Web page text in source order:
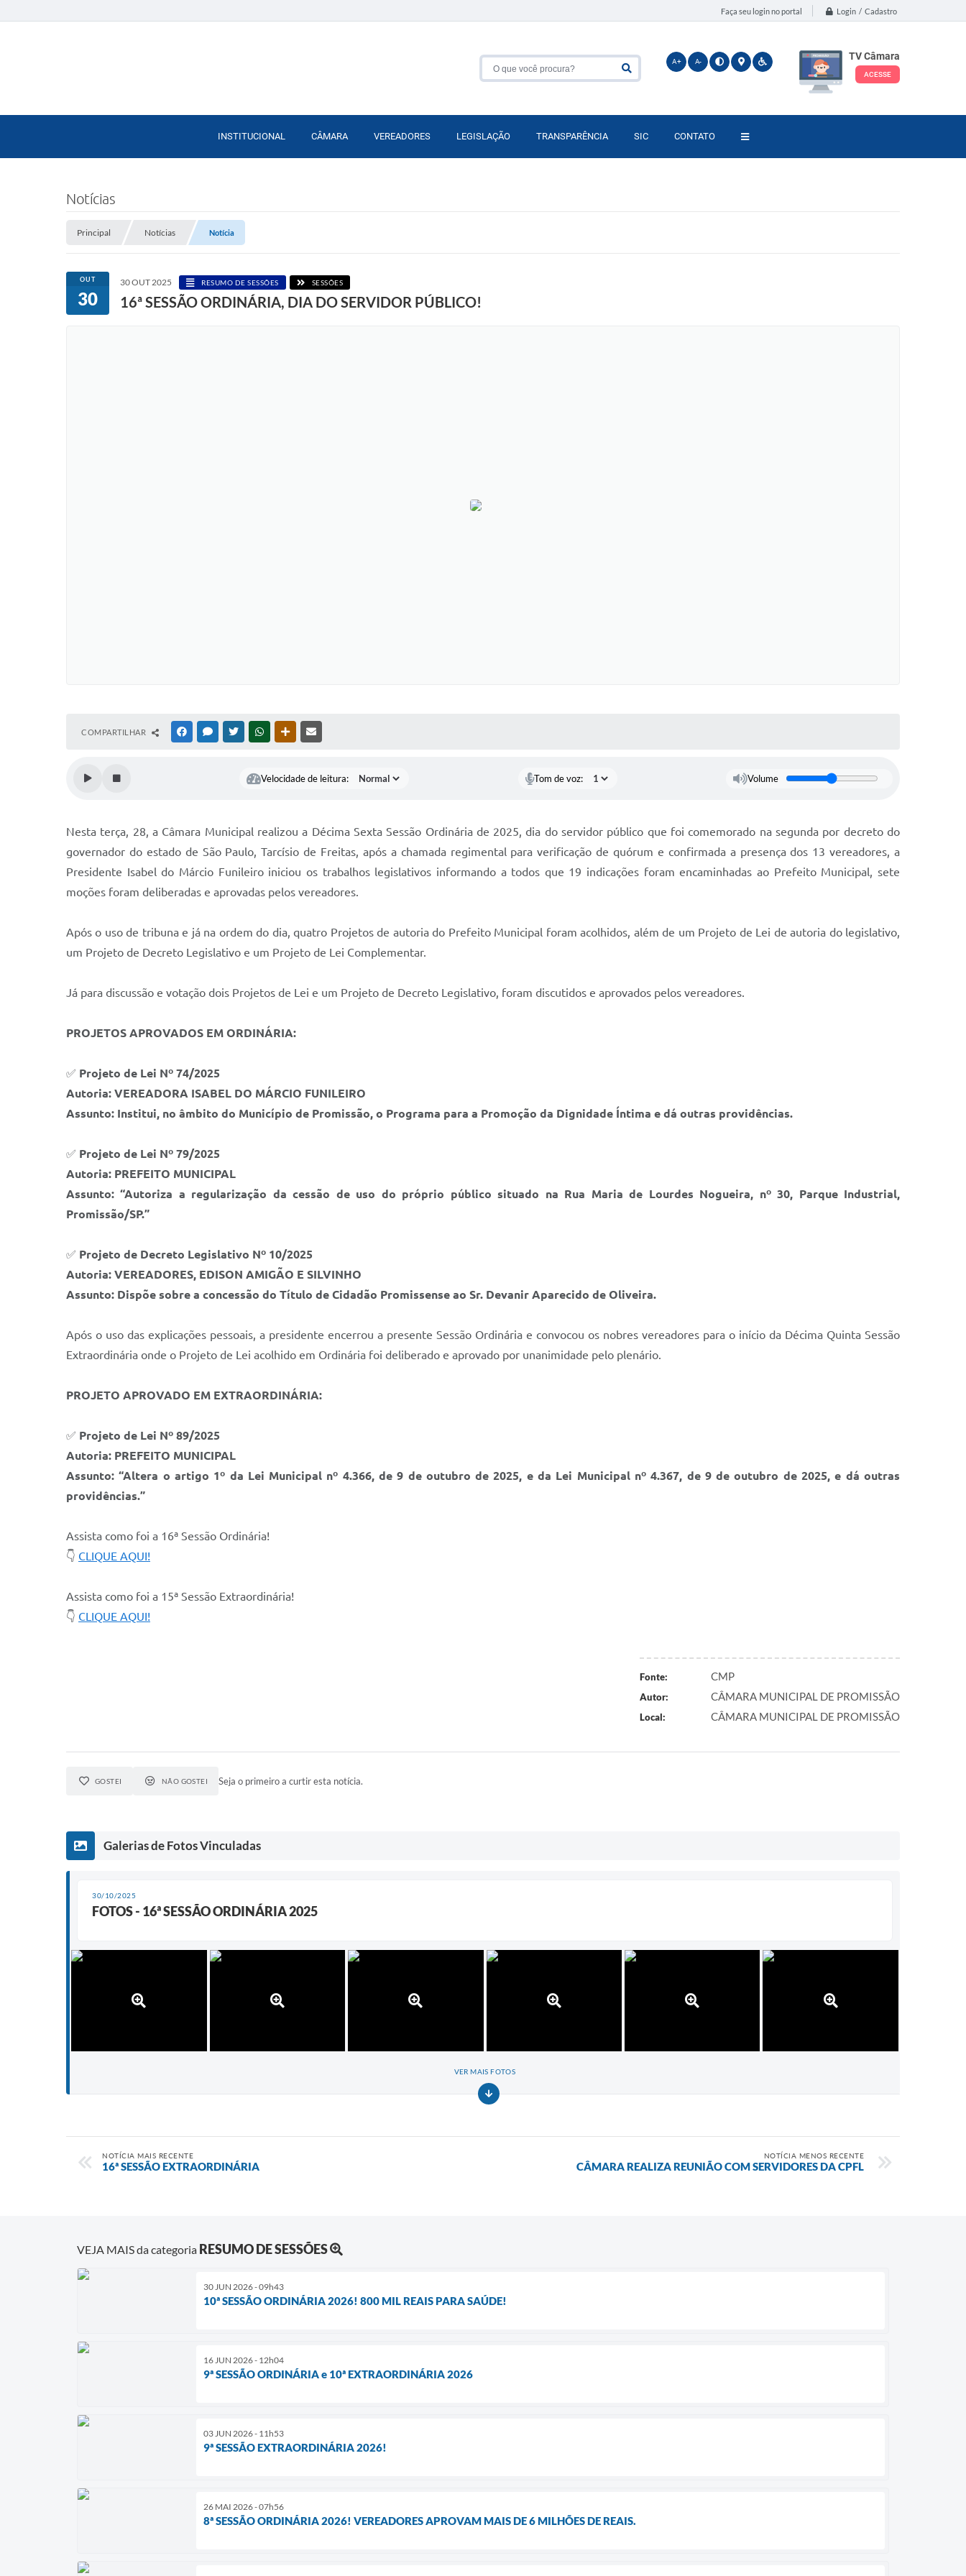
Faça seu login no portal Login / Cadastro
A+ A- TV Câmara
ACESSE
INSTITUCIONAL CÂMARA VEREADORES LEGISLAÇÃO TRANSPARÊNCIA SIC CONTATO
Notícias
Principal Notícias Notícia
OUT
30
30 OUT 2025 RESUMO DE SESSÕES SESSÕES
16ª SESSÃO ORDINÁRIA, DIA DO SERVIDOR PÚBLICO!
COMPARTILHAR FACEBOOKMESSENGER
TWITTERWHATSAPPOUTRAS MÍDIAS
Velocidade de leitura: Tom de voz: Volume
Nesta terça, 28, a Câmara Municipal realizou a Décima Sexta Sessão Ordinária de 2025, dia do servidor público que foi comemorado na segunda por decreto do
governador do estado de São Paulo, Tarcísio de Freitas, após a chamada regimental para verificação de quórum e confirmada a presença dos 13 vereadores, a
Presidente Isabel do Márcio Funileiro iniciou os trabalhos legislativos informando a todos que 19 indicações foram encaminhadas ao Prefeito Municipal, sete
moções foram deliberadas e aprovadas pelos vereadores.
Após o uso de tribuna e já na ordem do dia, quatro Projetos de autoria do Prefeito Municipal foram acolhidos, além de um Projeto de Lei de autoria do legislativo,
um Projeto de Decreto Legislativo e um Projeto de Lei Complementar.
Já para discussão e votação dois Projetos de Lei e um Projeto de Decreto Legislativo, foram discutidos e aprovados pelos vereadores.
PROJETOS APROVADOS EM ORDINÁRIA:
✅ Projeto de Lei Nº 74/2025
Autoria: VEREADORA ISABEL DO MÁRCIO FUNILEIRO
Assunto: Institui, no âmbito do Município de Promissão, o Programa para a Promoção da Dignidade Íntima e dá outras providências.
✅ Projeto de Lei Nº 79/2025
Autoria: PREFEITO MUNICIPAL
Assunto: “Autoriza a regularização da cessão de uso do próprio público situado na Rua Maria de Lourdes Nogueira, nº 30, Parque Industrial,
Promissão/SP.”
✅ Projeto de Decreto Legislativo Nº 10/2025
Autoria: VEREADORES, EDISON AMIGÃO E SILVINHO
Assunto: Dispõe sobre a concessão do Título de Cidadão Promissense ao Sr. Devanir Aparecido de Oliveira.
Após o uso das explicações pessoais, a presidente encerrou a presente Sessão Ordinária e convocou os nobres vereadores para o início da Décima Quinta Sessão
Extraordinária onde o Projeto de Lei acolhido em Ordinária foi deliberado e aprovado por unanimidade pelo plenário.
PROJETO APROVADO EM EXTRAORDINÁRIA:
✅ Projeto de Lei Nº 89/2025
Autoria: PREFEITO MUNICIPAL
Assunto: “Altera o artigo 1º da Lei Municipal nº 4.366, de 9 de outubro de 2025, e da Lei Municipal nº 4.367, de 9 de outubro de 2025, e dá outras
providências.”
Assista como foi a 16ª Sessão Ordinária!
👇 CLIQUE AQUI!
Assista como foi a 15ª Sessão Extraordinária!
👇 CLIQUE AQUI!
Fonte: CMP
Autor: CÂMARA MUNICIPAL DE PROMISSÃO
Local: CÂMARA MUNICIPAL DE PROMISSÃO
GOSTEI NÃO GOSTEI Seja o primeiro a curtir esta notícia.
Galerias de Fotos Vinculadas
30/10/2025
FOTOS - 16ª SESSÃO ORDINÁRIA 2025
VER MAIS FOTOS
NOTÍCIA MAIS RECENTE
16ª SESSÃO EXTRAORDINÁRIA
NOTÍCIA MENOS RECENTE
CÂMARA REALIZA REUNIÃO COM SERVIDORES DA CPFL
VEJA MAIS da categoria RESUMO DE SESSÕES
30 JUN 2026 - 09h43
10ª SESSÃO ORDINÁRIA 2026! 800 MIL REAIS PARA SAÚDE!
16 JUN 2026 - 12h04
9ª SESSÃO ORDINÁRIA e 10ª EXTRAORDINÁRIA 2026
03 JUN 2026 - 11h53
9ª SESSÃO EXTRAORDINÁRIA 2026!
26 MAI 2026 - 07h56
8ª SESSÃO ORDINÁRIA 2026! VEREADORES APROVAM MAIS DE 6 MILHÕES DE REAIS.